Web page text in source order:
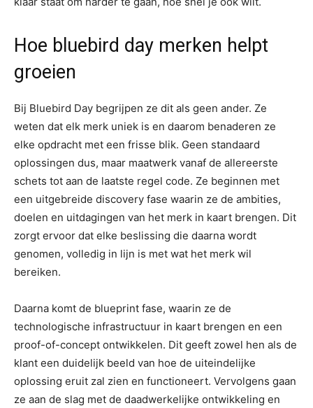
Hoe bluebird day merken helpt
groeien
Bij Bluebird Day begrijpen ze dit als geen ander. Ze
weten dat elk merk uniek is en daarom benaderen ze
elke opdracht met een frisse blik. Geen standaard
oplossingen dus, maar maatwerk vanaf de allereerste
schets tot aan de laatste regel code. Ze beginnen met
een uitgebreide discovery fase waarin ze de ambities,
doelen en uitdagingen van het merk in kaart brengen. Dit
zorgt ervoor dat elke beslissing die daarna wordt
genomen, volledig in lijn is met wat het merk wil
bereiken.
Daarna komt de blueprint fase, waarin ze de
technologische infrastructuur in kaart brengen en een
proof-of-concept ontwikkelen. Dit geeft zowel hen als de
klant een duidelijk beeld van hoe de uiteindelijke
oplossing eruit zal zien en functioneert. Vervolgens gaan
ze aan de slag met de daadwerkelijke ontwikkeling en